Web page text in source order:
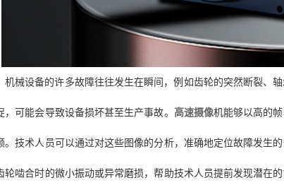
机械设备的许多故障往往发生在瞬间，例如齿轮的突然断裂、
，可能会导致设备损坏甚至生产事故。 高速摄像机能够以高的
。技术人员可以通过对这些图像的分析，准确地定位故障发生
轮啮合时的微小振动或异常磨损，帮助技术人员提前发现潜在